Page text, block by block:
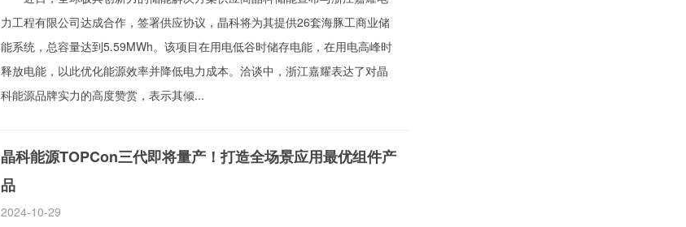
力工程有限公司达成合作，签署供应协议，晶科将为其提供26套海豚工商业储
能系统，总容量达到5.59MWh。该项目在用电低谷时储存电能，在用电高峰时
释放电能，以此优化能源效率并降低电力成本。洽谈中，浙江嘉耀表达了对晶
科能源品牌实力的高度赞赏，表示其倾...
晶科能源TOPCon三代即将量产！打造全场景应用最优组件产
品
2024-10-29